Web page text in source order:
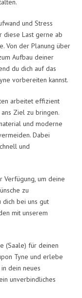
und Stress
diese Last gerne ab
Von der Planung über
Aufbau deiner
du dich auf das
vorbereiten kannst.
arbeitet effizient
Ziel zu bringen.
und moderne
Dabei
und
Verfügung, um deine
zu
dich bei uns gut
mit unserem
(Saale) für deinen
Tyne und erlebe
dein neues
unverbindliches